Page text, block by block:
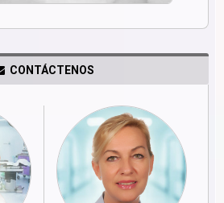
CONTÁCTENOS